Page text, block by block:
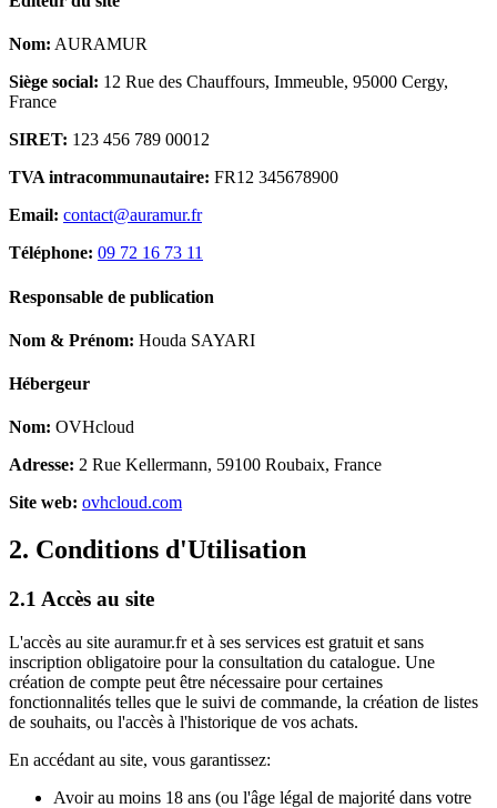
Nom: AURAMUR
Siège social: 12 Rue des Chauffours, Immeuble, 95000 Cergy,
France
SIRET: 123 456 789 00012
TVA intracommunautaire: FR12 345678900
Email: contact@auramur.fr
Téléphone: 09 72 16 73 11
Responsable de publication
Nom & Prénom: Houda SAYARI
Hébergeur
Nom: OVHcloud
Adresse: 2 Rue Kellermann, 59100 Roubaix, France
Site web: ovhcloud.com
2. Conditions d'Utilisation
2.1 Accès au site
L'accès au site auramur.fr et à ses services est gratuit et sans
inscription obligatoire pour la consultation du catalogue. Une
création de compte peut être nécessaire pour certaines
fonctionnalités telles que le suivi de commande, la création de listes
de souhaits, ou l'accès à l'historique de vos achats.
En accédant au site, vous garantissez:
Avoir au moins 18 ans (ou l'âge légal de majorité dans votre